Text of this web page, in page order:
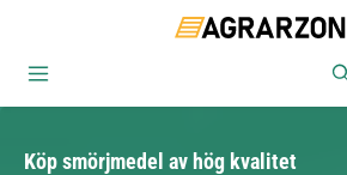
Köp smörjmedel av hög kvalitet